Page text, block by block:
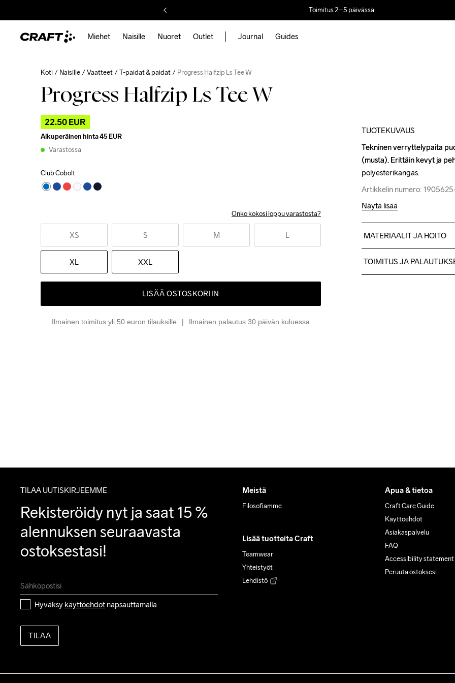
Toimitus 2–5 päivässä
Miehet Naisille Nuoret Outlet Journal Guides
Koti Naisille Vaatteet T-paidat & paidat Progress Halfzip Ls Tee W
Progress Halfzip Ls Tee W
22.50 EUR
Alkuperäinen hinta45 EUR
Varastossa
Club Cobolt
Onko kokosi loppu varastosta?
XS S M L
XL XXL
LISÄÄ OSTOSKORIIN
Ilmainen toimitus yli 50 euron tilauksille Ilmainen palautus 30 päivän kuluessa
TUOTEKUVAUS
Tekninen verryttelypaita
(musta). Erittäin kevyt ja
polyesterikangas.
Artikkelin numero:
Tekninen verryttelypaita
(musta). Erittäin kevyt ja
polyesterikangas.
Artikkelin numero:
Näytä lisää
MATERIAALIT JA HOITO
TOIMITUS JA
TILAA UUTISKIRJEEMME
Rekisteröidy nyt ja saat 15 %
alennuksen seuraavasta
ostoksestasi!
Hyväksy käyttöehdot napsauttamalla
TILAA
Meistä
Filosofiamme
Lisää tuotteita Craft
Teamwear
Yhteistyöt
Lehdistö
Apua & tietoa
Craft Care Guide
Käyttöehdot
Asiakaspalvelu
FAQ
Accessibility statement
Peruuta ostoksesi